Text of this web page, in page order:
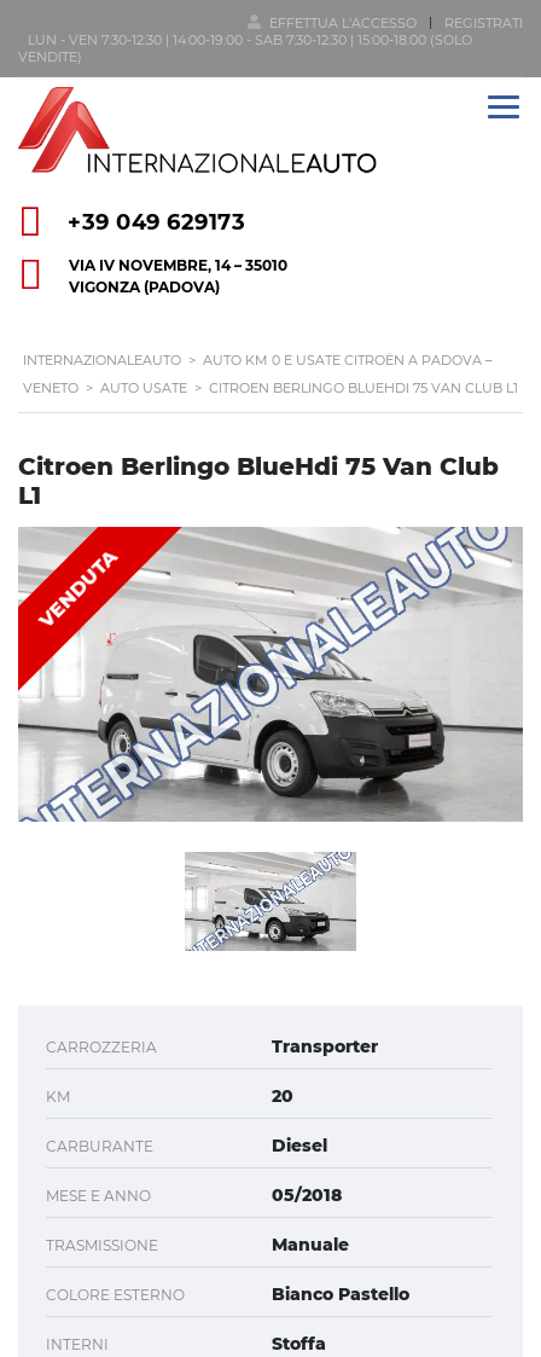
EFFETTUA L'ACCESSO
REGISTRATI
LUN - VEN 7:30-12:30 | 14:00-19:00 - SAB 7:30-12:30 | 15:00-18:00 (SOLO
VENDITE)
+39 049 629173
VIA IV NOVEMBRE, 14 – 35010
VIGONZA (PADOVA)
INTERNAZIONALEAUTO > AUTO KM 0 E USATE CITROËN A PADOVA –
VENETO > AUTO USATE > CITROEN BERLINGO BLUEHDI 75 VAN CLUB L1
Citroen Berlingo BlueHdi 75 Van Club
L1
VENDUTA
CARROZZERIA Transporter
KM 20
CARBURANTE Diesel
MESE E ANNO 05/2018
TRASMISSIONE Manuale
COLORE ESTERNO Bianco Pastello
INTERNI Stoffa